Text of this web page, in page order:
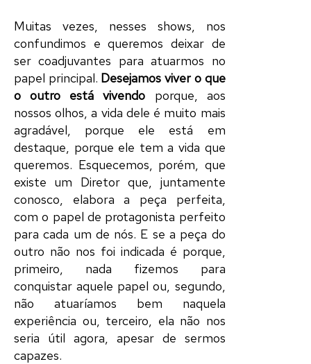
Muitas vezes, nesses shows, nos
confundimos e queremos deixar de
sercoadjuvantes paraatuarmos no
papel principal. Desejamos viver o que
o outro está vivendo porque, aos
nossos olhos, a vida dele é muito mais
agradável, porque ele está em
destaque, porque ele tem a vida que
queremos. Esquecemos, porém, que
existe um Diretorque, juntamente
conosco, elabora a peça perfeita,
com o papel de protagonista perfeito
para cada um de nós. E se a peça do
outro não nos foi indicada é porque,
primeiro, nada fizemos para
conquistar aquele papel ou, segundo,
não atuaríamos bem naquela
experiência ou, terceiro, ela não nos
seria útil agora, apesar de sermos
capazes.